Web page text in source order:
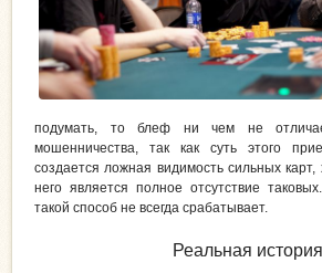
подумать, то блеф ни чем не
мошенничества, так как суть этого
создается ложная видимость сильных
него является полное отсутствие
такой способ не всегда срабатывает.
Реальная история